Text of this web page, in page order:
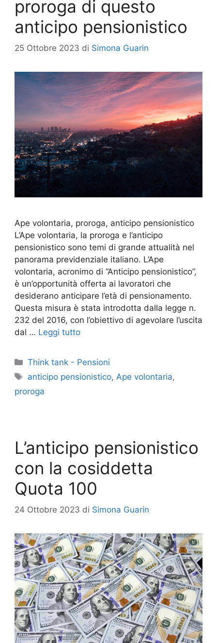
proroga di questo
anticipo pensionistico
25 Ottobre 2023 di Simona Guarin
Ape volontaria, proroga, anticipo pensionistico
L’Ape volontaria, la proroga e l’anticipo
pensionistico sono temi di grande attualità nel
panorama previdenziale italiano. L’Ape
volontaria, acronimo di “Anticipo pensionistico”,
è un’opportunità offerta ai lavoratori che
desiderano anticipare l’età di pensionamento.
Questa misura è stata introdotta dalla legge n.
232 del 2016, con l’obiettivo di agevolare l’uscita
dal … Leggi tutto
Categorie
Think tank - Pensioni
Tag
anticipo pensionistico, Ape volontaria,
proroga
L’anticipo pensionistico
con la cosiddetta
Quota 100
24 Ottobre 2023 di Simona Guarin